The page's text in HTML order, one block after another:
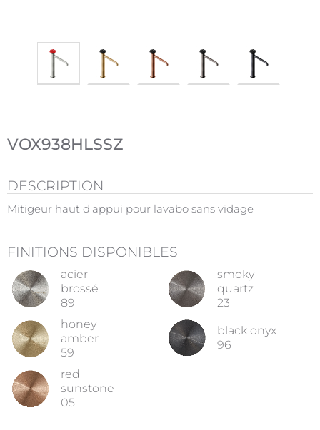
VOX938HLSSZ
DESCRIPTION
Mitigeur haut d'appui pour lavabo sans vidage
FINITIONS DISPONIBLES
acier
brossé
89
smoky
quartz
23
honey
amber
59
black onyx
96
red
sunstone
05